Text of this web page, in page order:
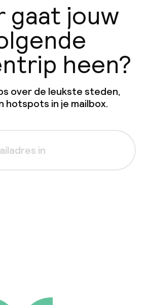
gaat jouw
heen?
over de leukste steden,
hotspots in je mailbox.